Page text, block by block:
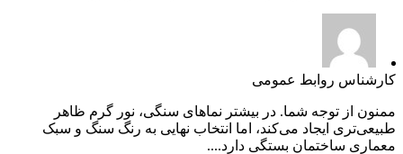
کارشناس روابط عمومی
ممنون از توجه شما. در بیشتر نماهای سنگی، نور گرم ظاهر
طبیعی‌تری ایجاد می‌کند، اما انتخاب نهایی به رنگ سنگ و سبک
معماری ساختمان بستگی دارد....